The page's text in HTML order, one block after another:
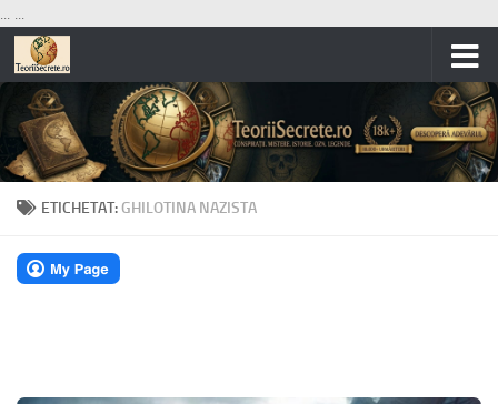
... ...
Skip to content
ETICHETAT: GHILOTINA NAZISTA